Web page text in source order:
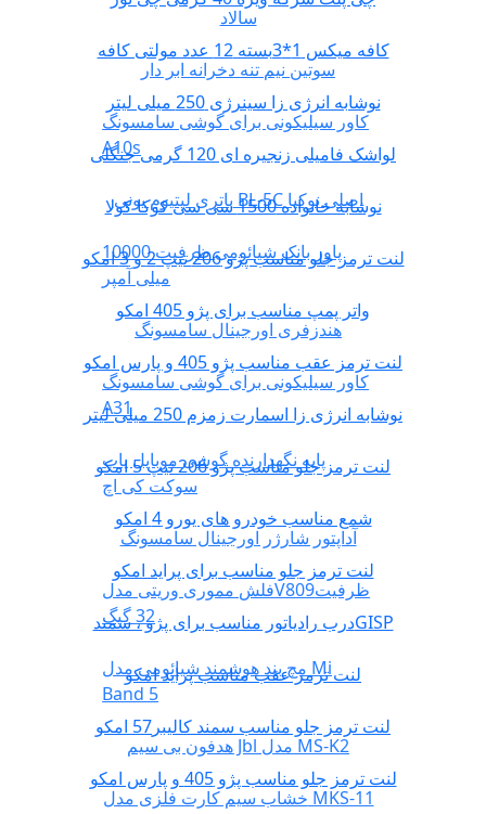
سالاد
سوتین نیم تنه دخرانه ابر دار
کاور سیلیکونی برای گوشی سامسونگ
A10s
باتری لیتیوم یونی BL-5C اصلی نوکیا
پاور بانک شیائومی ظرفیت 10000
میلی آمپر
هندزفری اورجینال سامسونگ
کاور سیلیکونی برای گوشی سامسونگ
A31
پایه نگهدارنده گوشی موبایل پاپ
سوکت کی اچ
آداپتور شارژر اورجینال سامسونگ
فلش مموری وریتی مدلV809ظرفیت
32 گیگ
مچ بند هوشمند شیائومی مدل Mi
Band 5
هدفون بی سیم Jbl مدل MS-K2
خشاب سیم کارت فلزی مدل MKS-11
کافه میکس 1*3بسته 12 عدد مولتی کافه
نوشابه انرژی زا سینرژی 250 میلی لیتر
لواشک فامیلی زنجیره ای 120 گرمی جنگلی
نوشابه خانواده 1500 سی سی کوکا کولا
لنت ترمز جلو مناسب پژو 206 تیپ 2 و 3 امکو
واتر پمپ مناسب برای پژو 405 امکو
لنت ترمز عقب مناسب پژو 405 و پارس امکو
نوشابه انرژی زا اسمارت زمزم 250 میلی لیتر
لنت ترمز جلو مناسب پژو 206 تیپ 5 امکو
شمع مناسب خودرو های یورو 4 امکو
لنت ترمز جلو مناسب برای پراید امکو
درب رادیاتور مناسب برای پژو ، سمندGISP
لنت ترمز عقب مناسب پراید امکو
لنت ترمز جلو مناسب سمند کالیبر57 امکو
لنت ترمز جلو مناسب پژو 405 و پارس امکو